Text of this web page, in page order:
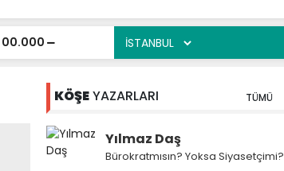
00.000
KÖŞEYAZARLARI TÜMÜ
Yılmaz Daş
Bürokratmısın? Yoksa Siyasetçimi?